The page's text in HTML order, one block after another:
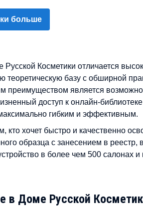
больше
Косметики отличается
теоретическую базу с обширной
преимуществом является
доступ к онлайн-
гибким и эффективным.
кто хочет быстро и качественно
образца с занесением в
в более чем 500 салонах
в Доме Русской